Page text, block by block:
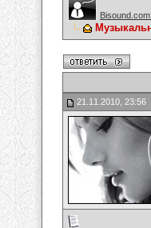
21.11.2010, 23:56